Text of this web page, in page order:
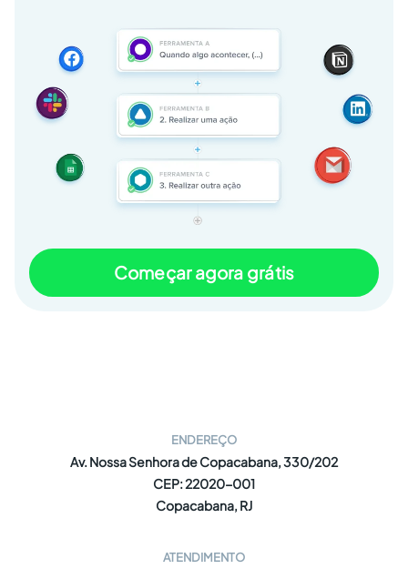
Começar agora grátis
ENDEREÇO
Av. Nossa Senhora de Copacabana, 330/202
CEP: 22020-001
Copacabana, RJ
ATENDIMENTO